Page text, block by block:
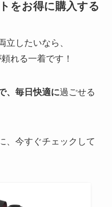
をお得に購入する
立したいなら、
れる一着です！
、毎日快適に過ごせる
、今すぐチェックして